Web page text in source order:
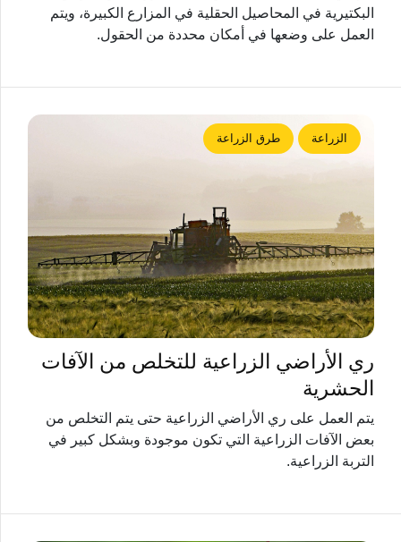
البكتيرية في المحاصيل الحقلية في المزارع الكبيرة، ويتم
العمل على وضعها في أمكان محددة من الحقول.
الزراعة طرق الزراعة
ري الأراضي الزراعية للتخلص من الآفات
الحشرية
يتم العمل على ري الأراضي الزراعية حتى يتم التخلص من
بعض الآفات الزراعية التي تكون موجودة وبشكل كبير في
التربة الزراعية.